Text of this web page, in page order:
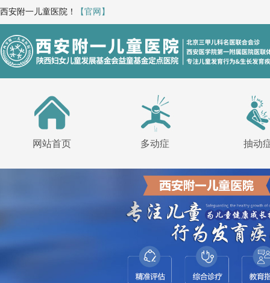
西安附一儿童医院！ 【官网】
网站首页 多动症 抽动